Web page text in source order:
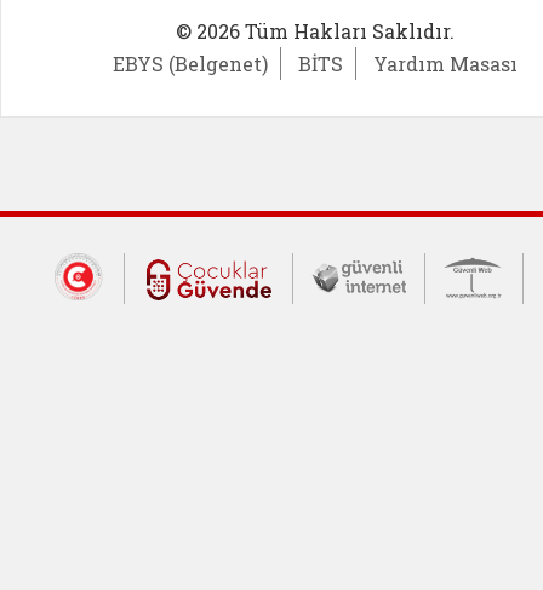
© 2026 Tüm Hakları Saklıdır.
EBYS (Belgenet)
BİTS Yardım Masası
Dış Bağlantılar
Cumhurbaşkanlığı İletişim Merkezi
Çocuklar Güvende (yeni
Güvenli